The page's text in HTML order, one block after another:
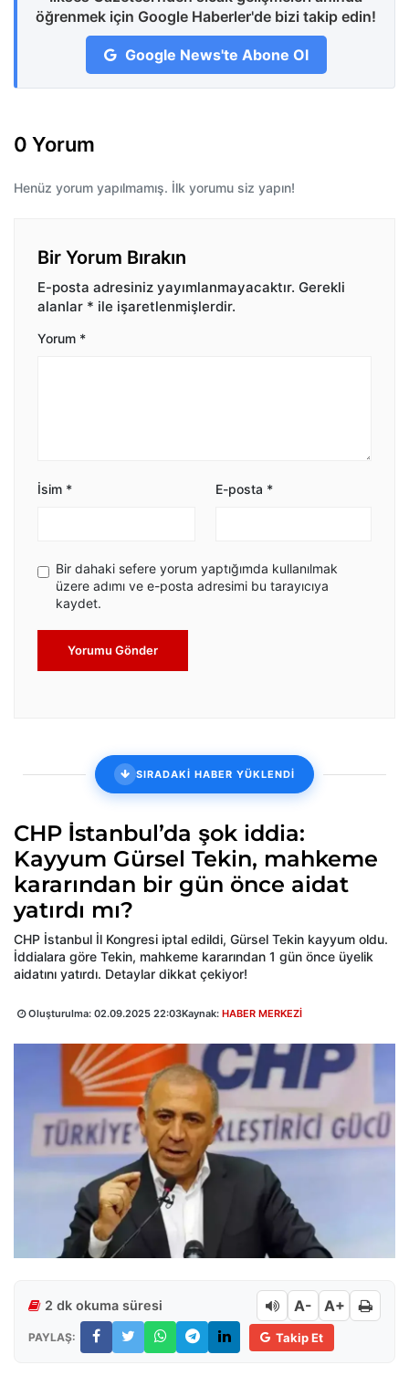
öğrenmek için Google Haberler'de bizi takip edin!
Google News'te Abone Ol
0 Yorum
Henüz yorum yapılmamış. İlk yorumu siz yapın!
Bir Yorum Bırakın
E-posta adresiniz yayımlanmayacaktır. Gerekli
alanlar * ile işaretlenmişlerdir.
Yorum *
İsim * E-posta *
Bir dahaki sefere yorum yaptığımda kullanılmak
üzere adımı ve e-posta adresimi bu tarayıcıya
kaydet.
Yorumu Gönder
SIRADAKİ HABER YÜKLENDİ
CHP İstanbul’da şok iddia:
Kayyum Gürsel Tekin, mahkeme
kararından bir gün önce aidat
yatırdı mı?
CHP İstanbul İl Kongresi iptal edildi, Gürsel Tekin kayyum oldu.
İddialara göre Tekin, mahkeme kararından 1 gün önce üyelik
aidatını yatırdı. Detaylar dikkat çekiyor!
Oluşturulma: 02.09.2025 22:03Kaynak: HABER MERKEZİ
2 dk okuma süresi A- A+
PAYLAŞ: Takip Et